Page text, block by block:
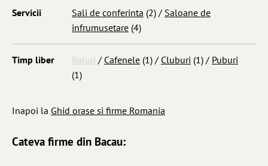
Servicii Sali de conferinta (2) / Saloane de
infrumusetare (4)
Timp liber Baruri / Cafenele (1) / Cluburi (1) / Puburi
(1)
Inapoi la Ghid orase si firme Romania
Cateva firme din Bacau: